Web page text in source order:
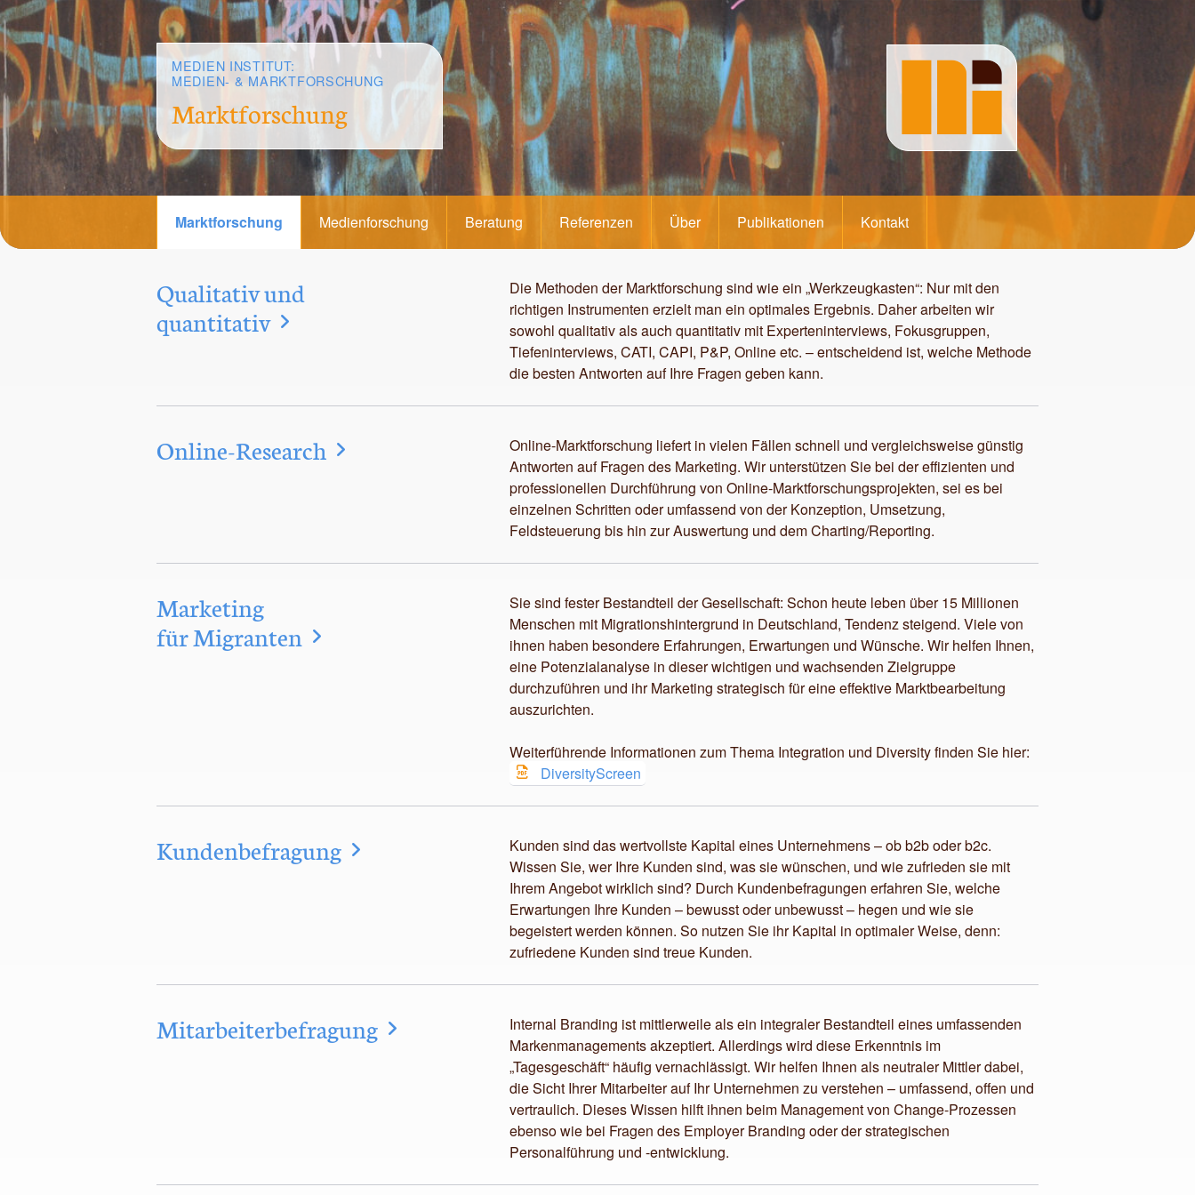
MEDIEN INSTITUT:
MEDIEN- & MARKTFORSCHUNG
Marktforschung
Marktforschung Medienforschung Beratung Referenzen Über Publikationen Kontakt
Qualitativ und
quantitativ
Die Methoden der Marktforschung sind wie ein „Werkzeugkasten“: Nur mit den
richtigen Instrumenten erzielt man ein optimales Ergebnis. Daher arbeiten wir
sowohl qualitativ als auch quantitativ mit Experteninterviews, Fokusgruppen,
Tiefeninterviews, CATI, CAPI, P&P, Online etc. – entscheidend ist, welche Methode
die besten Antworten auf Ihre Fragen geben kann.
Online-Research
Online-Marktforschung liefert in vielen Fällen schnell und vergleichsweise günstig
Antworten auf Fragen des Marketing. Wir unterstützen Sie bei der effizienten und
professionellen Durchführung von Online-Marktforschungsprojekten, sei es bei
einzelnen Schritten oder umfassend von der Konzeption, Umsetzung,
Feldsteuerung bis hin zur Auswertung und dem Charting/Reporting.
Marketing
für Migranten
Sie sind fester Bestandteil der Gesellschaft: Schon heute leben über 15 Millionen
Menschen mit Migrationshintergrund in Deutschland, Tendenz steigend. Viele von
ihnen haben besondere Erfahrungen, Erwartungen und Wünsche. Wir helfen Ihnen,
eine Potenzialanalyse in dieser wichtigen und wachsenden Zielgruppe
durchzuführen und ihr Marketing strategisch für eine effektive Marktbearbeitung
auszurichten.
Weiterführende Informationen zum Thema Integration und Diversity finden Sie hier:
DiversityScreen
Kundenbefragung
Kunden sind das wertvollste Kapital eines Unternehmens – ob b2b oder b2c.
Wissen Sie, wer Ihre Kunden sind, was sie wünschen, und wie zufrieden sie mit
Ihrem Angebot wirklich sind? Durch Kundenbefragungen erfahren Sie, welche
Erwartungen Ihre Kunden – bewusst oder unbewusst – hegen und wie sie
begeistert werden können. So nutzen Sie ihr Kapital in optimaler Weise, denn:
zufriedene Kunden sind treue Kunden.
Mitarbeiterbefragung
Internal Branding ist mittlerweile als ein integraler Bestandteil eines umfassenden
Markenmanagements akzeptiert. Allerdings wird diese Erkenntnis im
„Tagesgeschäft“ häufig vernachlässigt. Wir helfen Ihnen als neutraler Mittler dabei,
die Sicht Ihrer Mitarbeiter auf Ihr Unternehmen zu verstehen – umfassend, offen und
vertraulich. Dieses Wissen hilft ihnen beim Management von Change-Prozessen
ebenso wie bei Fragen des Employer Branding oder der strategischen
Personalführung und -entwicklung.